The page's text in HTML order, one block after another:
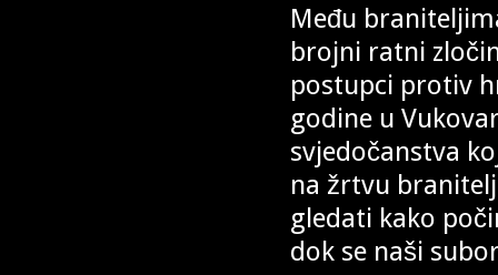
Među
brojni ratni
postupci protiv
godine u
svjedočanstva
na žrtvu
gledati kako
dok se naši